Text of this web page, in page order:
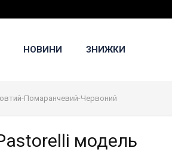
НОВИНИ ЗНИЖКИ
Помаранчевий-Червоний
модель